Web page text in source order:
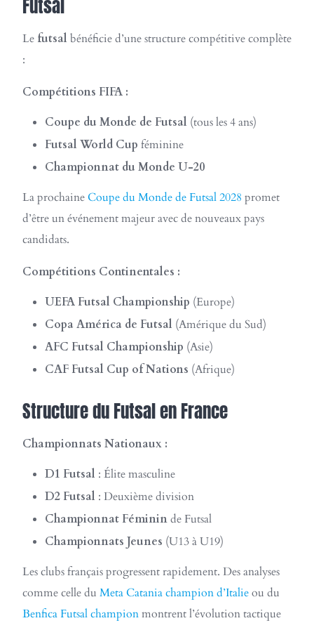
Futsal
Le futsal bénéficie d’une structure compétitive complète
:
Compétitions FIFA :
Coupe du Monde de Futsal (tous les 4 ans)
Futsal World Cup féminine
Championnat du Monde U-20
La prochaineCoupe du Monde de Futsal 2028 promet
d’être un événement majeur avec de nouveaux pays
candidats.
Compétitions Continentales :
UEFA Futsal Championship (Europe)
Copa América de Futsal (Amérique du Sud)
AFC Futsal Championship (Asie)
CAF Futsal Cup of Nations (Afrique)
Structure du Futsal en France
Championnats Nationaux :
D1 Futsal : Élite masculine
D2 Futsal : Deuxième division
Championnat Fémininde Futsal
Championnats Jeunes (U13 à U19)
Les clubs français progressent rapidement. Des analyses
comme celle du Meta Catania champion d’Italieou du
Benfica Futsal championmontrent l’évolution tactique